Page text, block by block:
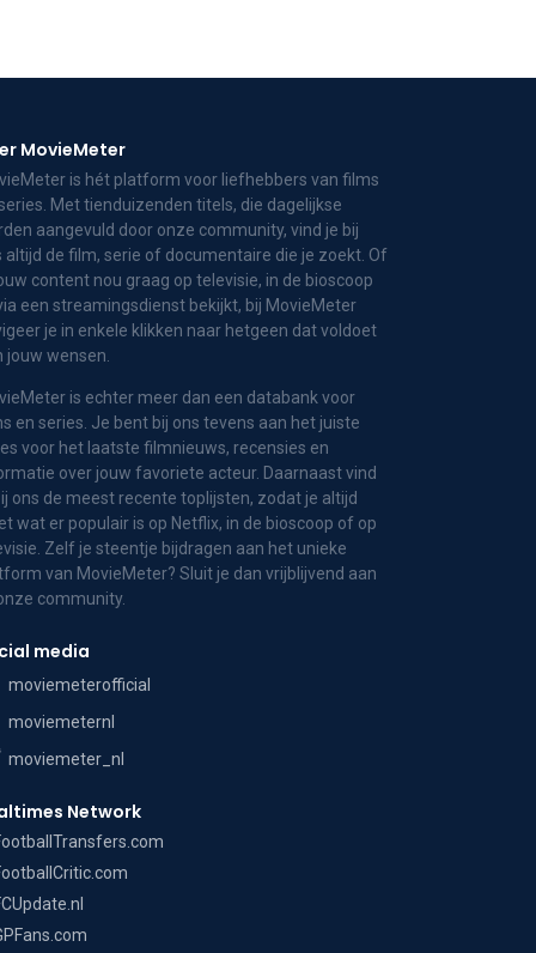
MovieMeter
is hét platform voor liefhebbers van films
Met tienduizenden titels, die dagelijkse
aangevuld door onze community, vind je bij
altijd de film, serie of documentaire die je zoekt. Of
content nou graag op televisie, in de bioscoop
een streamingsdienst bekijkt, bij MovieMeter
je in enkele klikken naar hetgeen dat voldoet
jouw wensen.
is echter meer dan een databank voor
en series. Je bent bij ons tevens aan het juiste
voor het laatste filmnieuws, recensies en
over jouw favoriete acteur. Daarnaast vind
ons de meest recente toplijsten, zodat je altijd
wat er populair is op Netflix, in de bioscoop of op
Zelf je steentje bijdragen aan het unieke
van MovieMeter? Sluit je dan vrijblijvend aan
community.
media
moviemeterofficial
moviemeternl
moviemeter_nl
Network